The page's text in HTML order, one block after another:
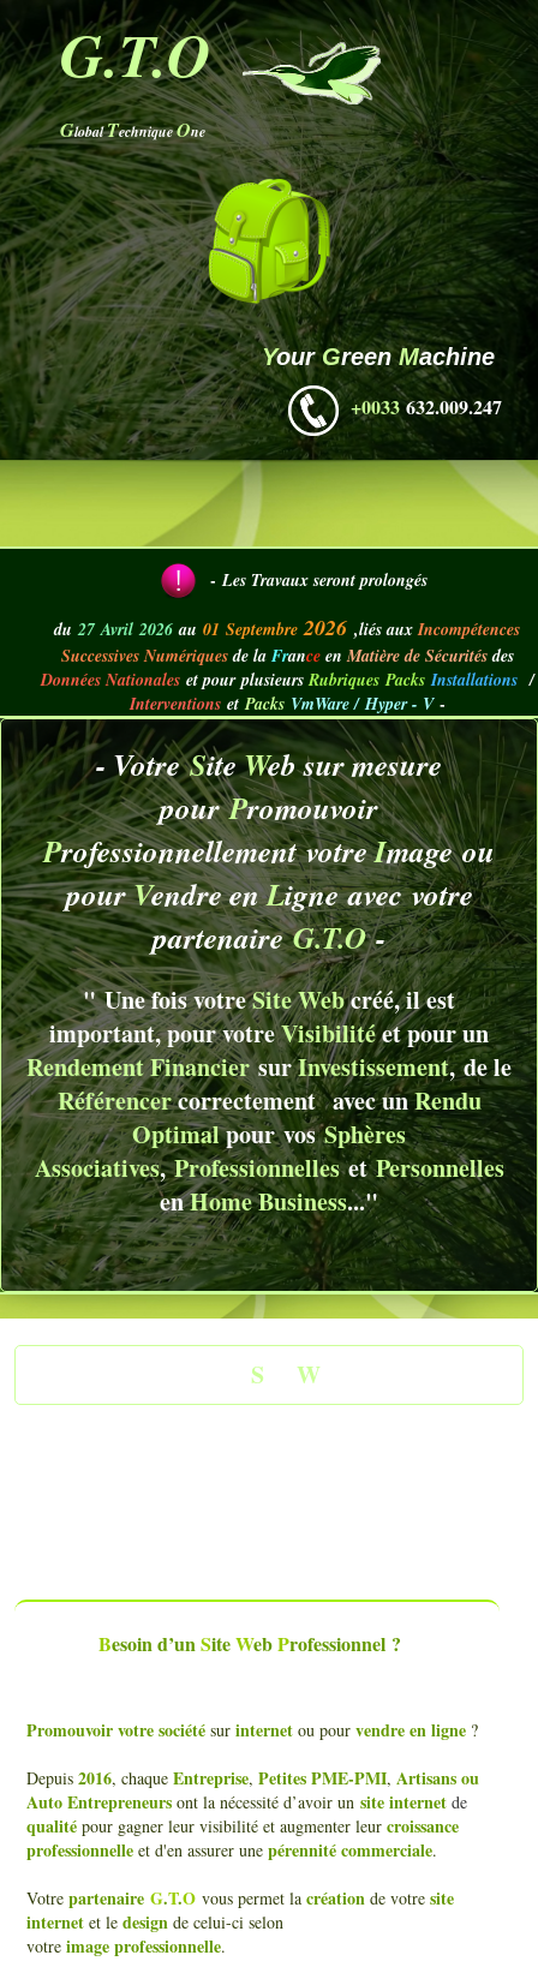
G.T.O
GlobalTechniqueOne
YourGreenMachine
+0033632.009.247
-Les Travaux seront prolongés
du 27Avril2026 au 01 Septembre2026 ,liés auxIncompétences
Successives Numériquesde la FranceenMatière de Sécuritésdes
Données Nationales etpourplusieursRubriquesPacks Installations /
Interventions etPacks VmWare / Hyper - V -
- VotreSiteWeb sur mesure
pourPromouvoir
ProfessionnellementvotreImageou
pourVendre enLigneavec votre
partenaireG.T.O -
"Une fois votreSite Webcréé, il est
important, pour votreVisibilitéet pour un
Rendement Financier surInvestissement,de le
Référencercorrectement avec unRendu
OptimalpourvosSphères
Associatives, Professionnelles et Personnelles
enHome Business..."
S Web
Besoin d’unSiteWebProfessionnel?
Promouvoir votre société sur internet ou pour vendre en ligne ?
Depuis 2016, chaque Entreprise, Petites PME-PMI, Artisans ou
Auto Entrepreneurs ont la nécessité d’avoir un site internet de
qualité pour gagner leur visibilité et augmenter leur croissance
professionnelle et d'en assurer une pérennité commerciale.
Votre partenaire G.T.O vous permet la création de votre site
internet et le design de celui-ci selon
votre image professionnelle.